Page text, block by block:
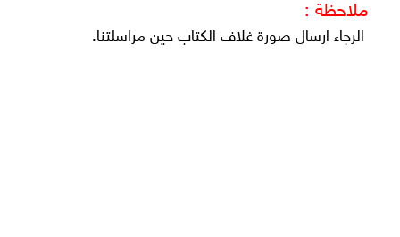
ملاحظة :
الرجاء ارسال صورة غلاف الكتاب حين مراسلتنا.